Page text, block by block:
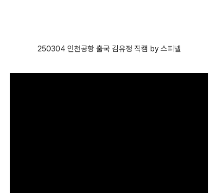
250304 인천공항 출국 김유정 직캠 by 스피넬